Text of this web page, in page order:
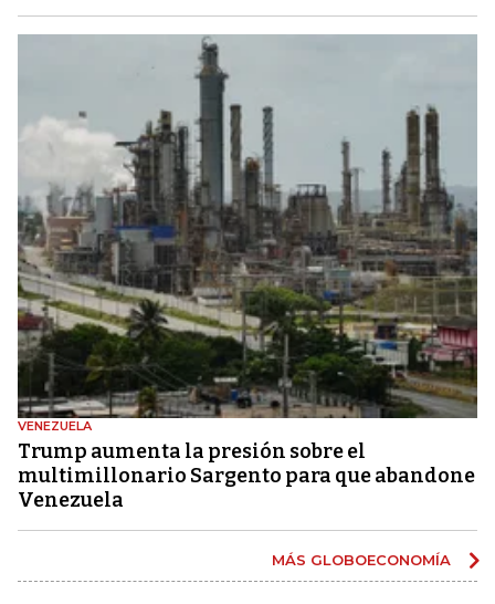
VENEZUELA
Trump aumenta la presión sobre el
multimillonario Sargento para que abandone
Venezuela
MÁS GLOBOECONOMÍA